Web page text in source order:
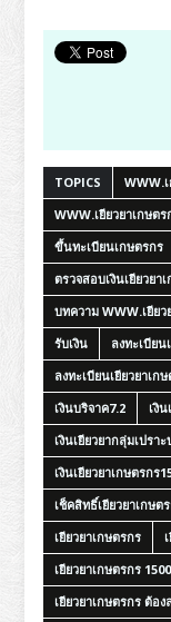
TOPICS WWW.
WWW.เยียวยาเกษต
ขึ้นทะเบียนเกษตรกร
ตรวจสอบเงินเยียวยา
บทความ WWW.เยียว
รับเงิน
ลงทะเบียน
ลงทะเบียนเยียวยาเก
เงินบริจาค7.2
เงิ
เงินเยียวยากลุ่มเปราะ
เงินเยียวยาเกษตรกร
เช็คสิทธิ์เยียวยาเกษต
เยียวยาเกษตรกร
เยียวยาเกษตรกร
เยียวยาเกษตรกร ต้อง